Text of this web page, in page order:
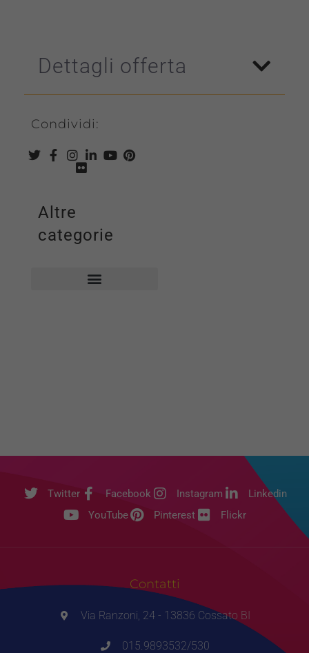
Dettagli offerta
Condividi:
Altre
categorie
Twitter Facebook Instagram
Linkedin
YouTube
Pinterest Flickr
Contatti
Via Ranzoni, 24 - 13836 Cossato BI
015.9893532/530